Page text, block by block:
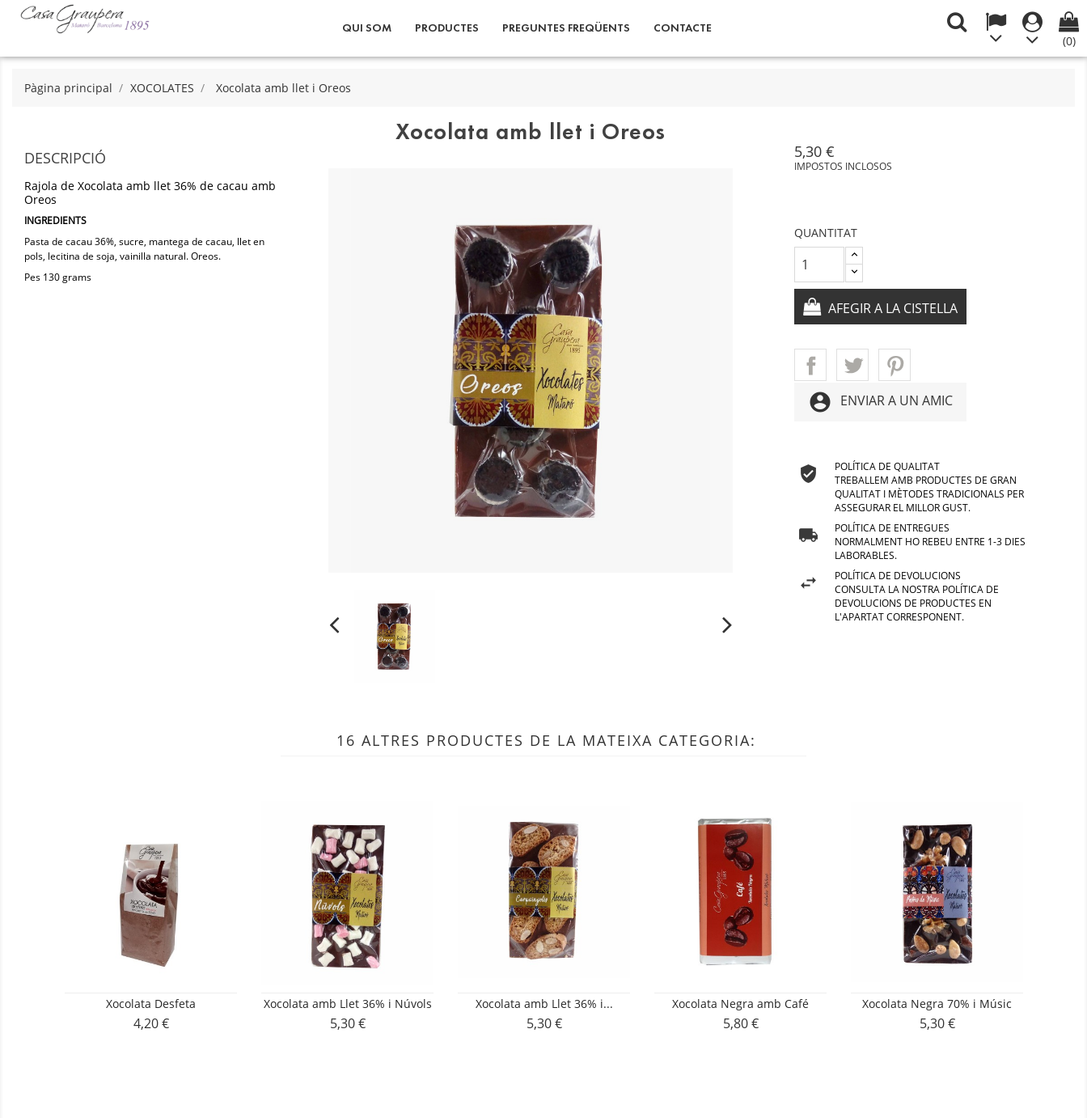
QUI SOM PRODUCTES PREGUNTES FREQÜENTS CONTACTE
(0)
Pàgina principal XOCOLATES Xocolata amb llet i Oreos
DESCRIPCIÓ
Rajola de Xocolata amb llet 36% de cacau amb
Oreos
INGREDIENTS
Pasta de cacau 36%, sucre, mantega de cacau, llet en
pols, lecitina de soja, vainilla natural. Oreos.
Pes 130 grams
Xocolata amb llet i Oreos
5,30 €
IMPOSTOS INCLOSOS
QUANTITAT
AFEGIR A LA CISTELLA
account_circle ENVIAR A UN AMIC
POLÍTICA DE QUALITAT
TREBALLEM AMB PRODUCTES DE GRAN
QUALITAT I MÈTODES TRADICIONALS PER
ASSEGURAR EL MILLOR GUST.
POLÍTICA DE ENTREGUES
NORMALMENT HO REBEU ENTRE 1-3 DIES
LABORABLES.
POLÍTICA DE DEVOLUCIONS
CONSULTA LA NOSTRA POLÍTICA DE
DEVOLUCIONS DE PRODUCTES EN
L'APARTAT CORRESPONENT.
16 ALTRES PRODUCTES DE LA MATEIXA CATEGORIA:
Xocolata Desfeta
Preu
4,20 €
Xocolata amb Llet 36% i Núvols
Preu
5,30 €
Xocolata amb Llet 36% i...
Preu
5,30 €
Xocolata Negra amb Café
Preu
5,80 €
Xocolata Negra 70% i Músic
Preu
5,30 €